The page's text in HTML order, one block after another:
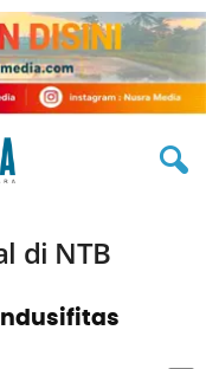
di NTB